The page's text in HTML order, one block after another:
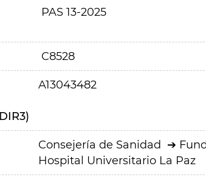
PAS 13-2025
C8528
A13043482
Consejería de Sanidad
Hospital Universitario La Paz